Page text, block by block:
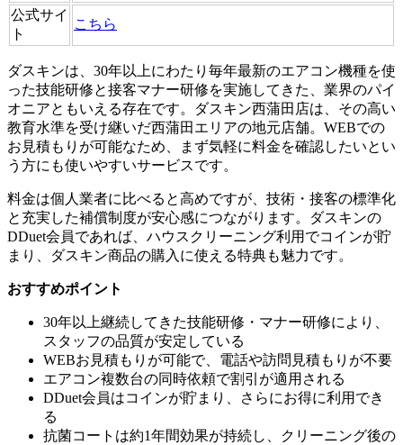
公式サイ
ト
こちら
ダスキンは、30年以上にわたり毎年最新のエアコン機種を使
った技能研修と接客マナー研修を実施してきた、業界のパイ
オニアともいえる存在です。ダスキン西蒲田店は、その高い
教育水準を受け継いだ西蒲田エリアの地元店舗。WEBでの
お見積もりが可能なため、まず気軽に料金を確認したいとい
う方にも使いやすいサービスです。
料金は個人業者に比べると高めですが、技術・接客の標準化
と充実した補償制度が安心感につながります。ダスキンの
DDuet会員であれば、ハウスクリーニング利用でコインが貯
まり、ダスキン商品の購入に使える特典も魅力です。
おすすめポイント
30年以上継続してきた技能研修・マナー研修により、
スタッフの品質が安定している
WEBお見積もりが可能で、電話や訪問見積もりが不要
エアコン複数台の同時依頼で割引が適用される
DDuet会員はコインが貯まり、さらにお得に利用でき
る
抗菌コートは約1年間効果が持続し、クリーニング後の